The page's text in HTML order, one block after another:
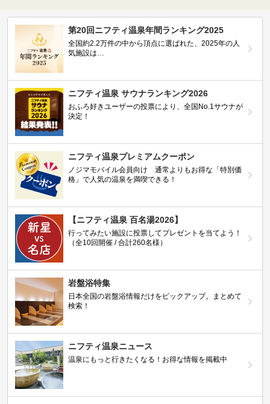
第20回ニフティ温泉年間ランキング2025
全国約2.2万件の中から頂点に選ばれた、2025年の人
気施設は…
ニフティ温泉 サウナランキング2026
おふろ好きユーザーの投票により、全国No.1サウナが
決定！
ニフティ温泉プレミアムクーポン
ノジマモバイル会員向け 通常よりもお得な「特別価
格」で人気の温泉を満喫できる！
【ニフティ温泉 百名湯2026】
行ってみたい施設に投票してプレゼントを当てよう！
（全10回開催 / 合計260名様）
岩盤浴特集
日本全国の岩盤浴情報だけをピックアップ。まとめて
検索！
ニフティ温泉ニュース
温泉にもっと行きたくなる！お得な情報を掲載中